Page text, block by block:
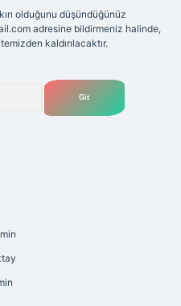
olduğunu düşündüğünüz
adresine bildirmeniz halinde,
kaldırılacaktır.